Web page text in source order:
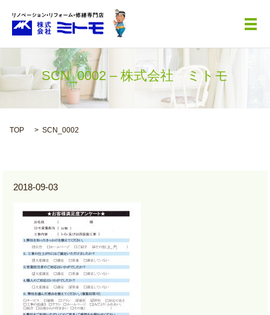
メ
SCN_0002 – 株式会社 ミトモ
TOP SCN_0002
2018-09-03